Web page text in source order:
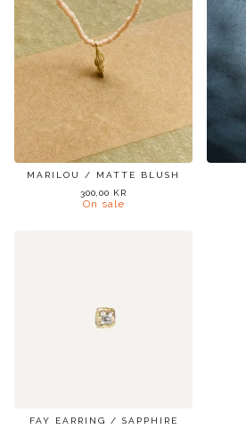
MARILOU / MATTE BLUSH
300,00 KR
On sale
FAY EARRING / SAPPHIRE